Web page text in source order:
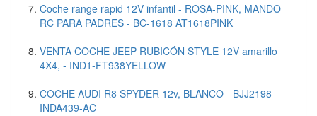
Coche range rapid 12V infantil - ROSA-PINK, MANDO
RC PARA PADRES - BC-1618 AT1618PINK
VENTA COCHE JEEP RUBICÓN STYLE 12V amarillo
4X4, - IND1-FT938YELLOW
COCHE AUDI R8 SPYDER 12v, BLANCO - BJJ2198 -
INDA439-AC